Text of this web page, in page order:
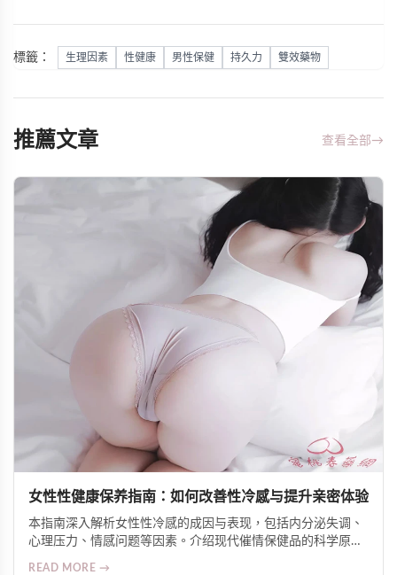
標籤： 生理因素 性健康 男性保健 持久力 雙效藥物
推薦文章 查看全部→
女性性健康保养指南：如何改善性冷感与提升亲密体验
本指南深入解析女性性冷感的成因与表现，包括内分泌失调、
心理压力、情感问题等因素。介绍现代催情保健品的科学原
READ MORE →